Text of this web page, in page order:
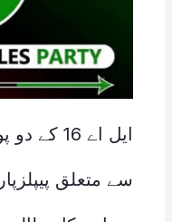
ایل اے 16
سے متعلق